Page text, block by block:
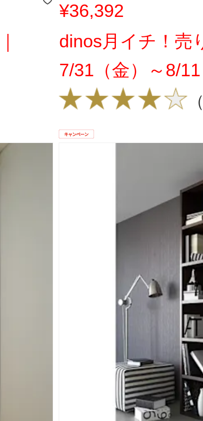
¥36,392
dinos月イチ！売
7/31（金）～8/
（